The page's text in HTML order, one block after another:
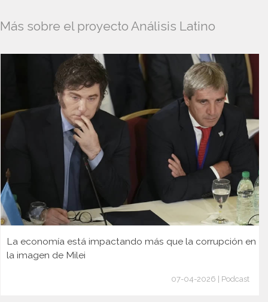
Más sobre el proyecto Análisis Latino
La economía está impactando más que la corrupción en
la imagen de Milei
07-04-2026 | Podcast